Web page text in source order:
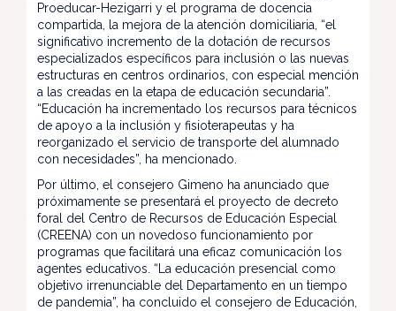
Proeducar-Hezigarri y el programa de docencia
compartida, la mejora de la atención domiciliaria, “el
significativo incremento de la dotación de recursos
especializados específicos para inclusión o las nuevas
estructuras en centros ordinarios, con especial mención
a las creadas en la etapa de educación secundaria”.
“Educación ha incrementado los recursos para técnicos
de apoyo a la inclusión y fisioterapeutas y ha
reorganizado el servicio de transporte del alumnado
con necesidades”, ha mencionado.
Por último, el consejero Gimeno ha anunciado que
próximamente se presentará el proyecto de decreto
foral del Centro de Recursos de Educación Especial
(CREENA) con un novedoso funcionamiento por
programas que facilitará una eficaz comunicación los
agentes educativos. “La educación presencial como
objetivo irrenunciable del Departamento en un tiempo
de pandemia”, ha concluido el consejero de Educación,